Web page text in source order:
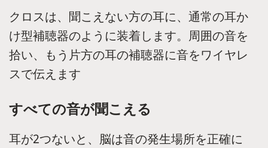
クロスは、聞こえない方の耳に、通常の耳か
け型補聴器のように装着します。周囲の音を
拾い、もう片方の耳の補聴器に音をワイヤレ
スで伝えます
すべての音が聞こえる
耳が2つないと、脳は音の発生場所を正確に